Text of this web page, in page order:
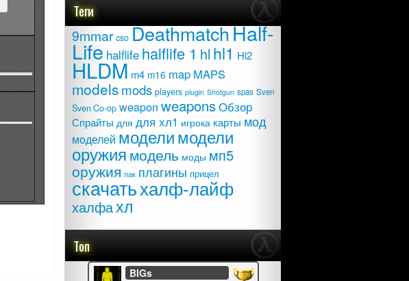
Теги
9mmar cso DeathmatchHalf-
Life halflife halflife 1 hl hl1 Hl2
HLDM m4 m16 map MAPS
modelsmods players plugin Shotgun spas Sven
Sven Co-op weapon weaponsОбзор
Спрайты для для хл1 игрока карты мод
моделей моделимодели
оружиямодель моды мп5
оружия пак плагины прицел
скачатьхалф-лайф
халфахл
Топ
BIGs